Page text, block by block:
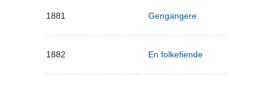
1881 Gengangere
1882 En folkefiende